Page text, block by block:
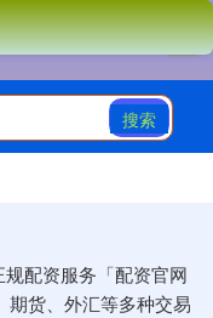
搜索
配资服务「配资官网
期货、外汇等多种交易